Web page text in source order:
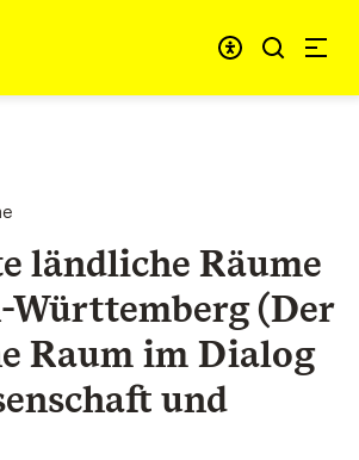
ländliche Räume
Württemberg (Der
Raum im Dialog
und